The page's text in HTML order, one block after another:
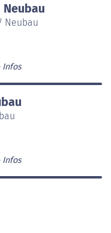
Neubau
Infos
Infos